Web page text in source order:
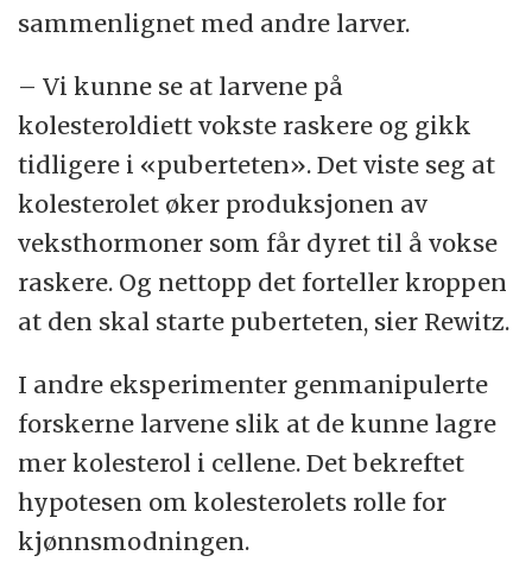
sammenlignet med andre larver.
– Vi kunne se at larvene på
kolesteroldiett vokste raskere og gikk
tidligere i «puberteten». Det viste seg at
kolesterolet øker produksjonen av
veksthormoner som får dyret til å vokse
raskere. Og nettopp det forteller kroppen
at den skal starte puberteten, sier Rewitz.
I andre eksperimenter genmanipulerte
forskerne larvene slik at de kunne lagre
mer kolesterol i cellene. Det bekreftet
hypotesen om kolesterolets rolle for
kjønnsmodningen.